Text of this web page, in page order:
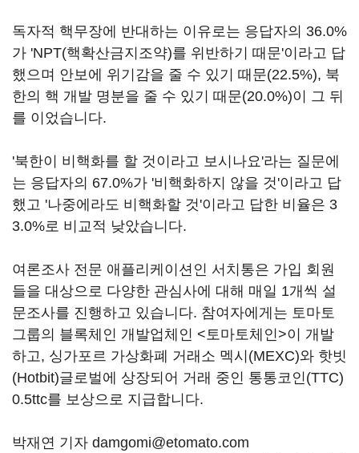
독자적 핵무장에 반대하는 이유로는 응답자의 36.0%
가 'NPT(핵확산금지조약)를 위반하기 때문'이라고 답
했으며 안보에 위기감을 줄 수 있기 때문(22.5%), 북
한의 핵 개발 명분을 줄 수 있기 때문(20.0%)이 그 뒤
를 이었습니다.
'북한이 비핵화를 할 것이라고 보시나요'라는 질문에
는 응답자의 67.0%가 '비핵화하지 않을 것'이라고 답
했고 '나중에라도 비핵화할 것'이라고 답한 비율은 3
3.0%로 비교적 낮았습니다.
여론조사 전문 애플리케이션인 서치통은 가입 회원
들을 대상으로 다양한 관심사에 대해 매일 1개씩 설
문조사를 진행하고 있습니다. 참여자에게는 토마토
그룹의 블록체인 개발업체인 <토마토체인>이 개발
하고, 싱가포르 가상화폐 거래소 멕시(MEXC)와 핫빗
(Hotbit)글로벌에 상장되어 거래 중인 통통코인(TTC)
0.5ttc를 보상으로 지급합니다.
박재연 기자 damgomi@etomato.com